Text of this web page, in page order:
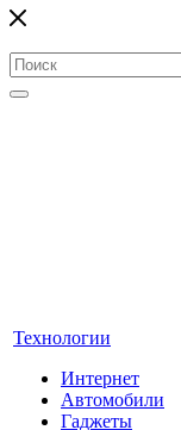
Технологии
Интернет
Автомобили
Гаджеты